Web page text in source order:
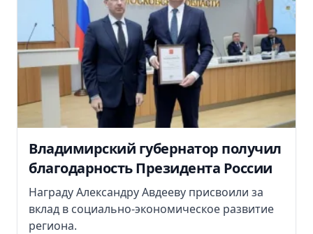
Владимирский губернатор получил
благодарность Президента России
Награду Александру Авдееву присвоили за
вклад в социально-экономическое развитие
региона.